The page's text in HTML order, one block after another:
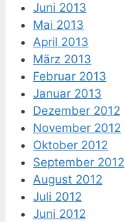
Juni 2013
Mai 2013
April 2013
März 2013
Februar 2013
Januar 2013
Dezember 2012
November 2012
Oktober 2012
September 2012
August 2012
Juli 2012
Juni 2012